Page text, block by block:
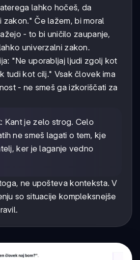
lahko hočeš, da
zakon." Če lažem, bi moral
- to bi uničilo zaupanje,
univerzalni zakon.
"Ne uporabljaj ljudi zgolj kot
tudi kot cilj." Vsak človek ima
- ne smeš ga izkoriščati za
: Kant je zelo strog. Celo
ne smeš lagati o tem, kje
ker je laganje vedno
ne upošteva konteksta. V
so situacije kompleksnejše